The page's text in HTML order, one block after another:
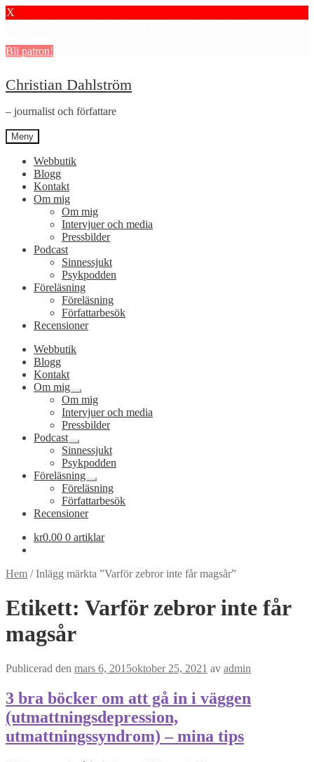
X
Bli patron!
Hoppa
till
navigering
Hoppa
till
innehåll
Christian Dahlström
– journalist och författare
Meny
Webbutik
Blogg
Kontakt
Om mig
Om mig
Intervjuer och media
Pressbilder
Podcast
Sinnessjukt
Psykpodden
Föreläsning
Föreläsning
Författarbesök
Recensioner
Webbutik
Blogg
Kontakt
Om mig
Expandera
undermeny
Om mig
Intervjuer och media
Pressbilder
Podcast
Expandera
undermeny
Sinnessjukt
Psykpodden
Föreläsning
Expandera
undermeny
Föreläsning
Författarbesök
Recensioner
kr0.00 0 artiklar
Hem /Inlägg märkta ”Varför zebror inte får magsår”
Etikett: Varför zebror inte får
magsår
Publicerad den mars 6, 2015oktober 25, 2021 av admin
3 bra böcker om att gå in i väggen
(utmattningsdepression,
utmattningssyndrom) – mina tips